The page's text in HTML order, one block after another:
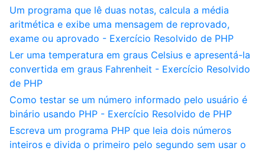
Um programa que lê duas notas, calcula a média
aritmética e exibe uma mensagem de reprovado,
exame ou aprovado - Exercício Resolvido de PHP
Ler uma temperatura em graus Celsius e apresentá-la
convertida em graus Fahrenheit - Exercício Resolvido
de PHP
Como testar se um número informado pelo usuário é
binário usando PHP - Exercício Resolvido de PHP
Escreva um programa PHP que leia dois números
inteiros e divida o primeiro pelo segundo sem usar o